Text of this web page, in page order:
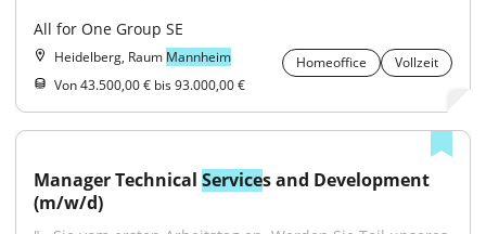
All for One Group SE
Heidelberg, Raum Mannheim Homeoffice
Vollzeit
Von 43.500,00 € bis 93.000,00 €
Manager Technical Services and Development
(m/w/d)